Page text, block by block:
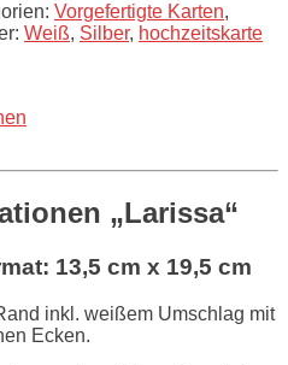
Vorgefertigte Karten,
Weiß, Silber, hochzeitskarte
„Larissa“
13,5 cm x 19,5 cm
inkl. weißem Umschlag mit
Ecken.